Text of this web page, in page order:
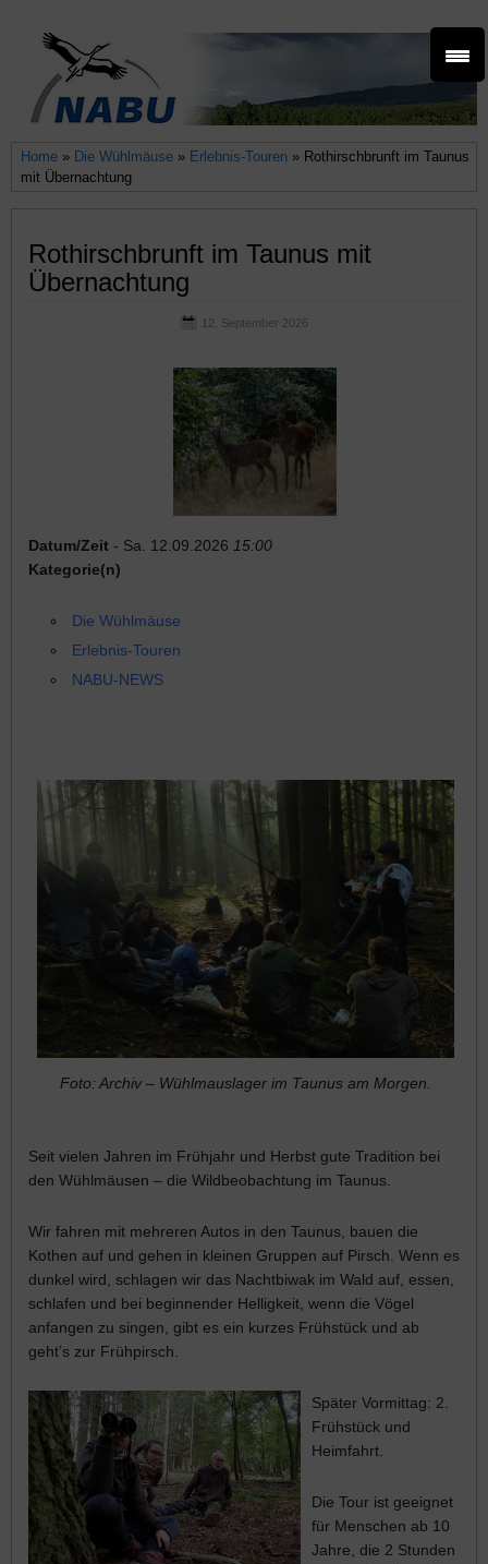
Home » Die Wühlmäuse » Erlebnis-Touren » Rothirschbrunft im Taunus
mit Übernachtung
Rothirschbrunft im Taunus mit
Übernachtung
12. September 2026
Datum/Zeit - Sa. 12.09.2026 15:00
Kategorie(n)
Die Wühlmäuse
Erlebnis-Touren
NABU-NEWS
Foto: Archiv – Wühlmauslager im Taunus am Morgen.
Seit vielen Jahren im Frühjahr und Herbst gute Tradition bei
den Wühlmäusen – die Wildbeobachtung im Taunus.
Wir fahren mit mehreren Autos in den Taunus, bauen die
Kothen auf und gehen in kleinen Gruppen auf Pirsch. Wenn es
dunkel wird, schlagen wir das Nachtbiwak im Wald auf, essen,
schlafen und bei beginnender Helligkeit, wenn die Vögel
anfangen zu singen, gibt es ein kurzes Frühstück und ab
geht’s zur Frühpirsch.
Später Vormittag: 2.
Frühstück und
Heimfahrt.
Die Tour ist geeignet
für Menschen ab 10
Jahre, die 2 Stunden